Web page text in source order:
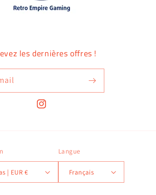
les dernières offres !
Instagram
Pays-Bas | EUR €
Langue
Français